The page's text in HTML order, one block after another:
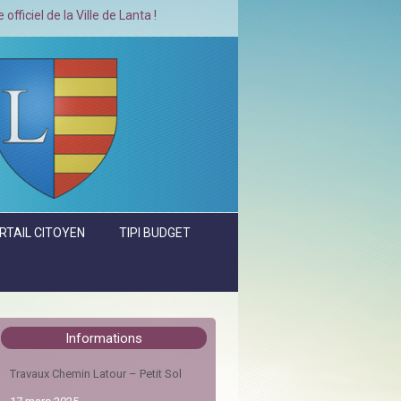
Ville de Lanta !
CITOYEN TIPI BUDGET
Informations
Travaux Chemin Latour – Petit Sol